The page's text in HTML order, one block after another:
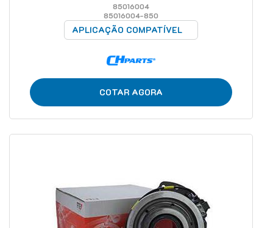
85016004
85016004-850
APLICAÇÃO COMPATÍVEL
COTAR AGORA